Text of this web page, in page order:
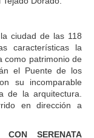
ciudad de las 118
características la
como patrimonio de
el Puente de los
su incomparable
de la arquitectura.
en dirección a
CON SERENATA